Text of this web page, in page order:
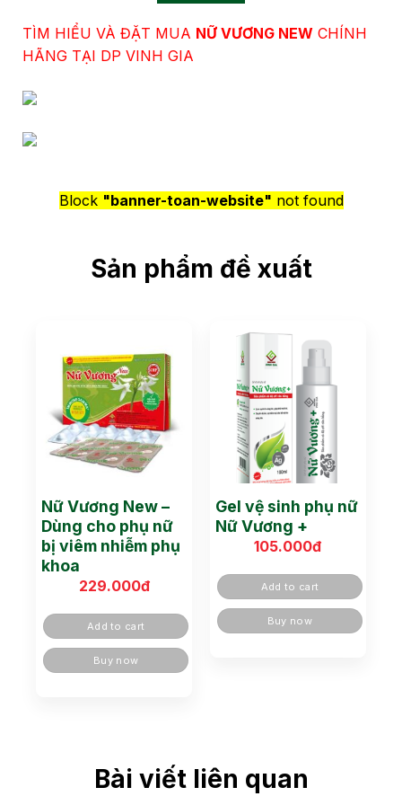
TÌM HIỂU VÀ ĐẶT MUA NỮ VƯƠNG NEW CHÍNH
HÃNG TẠI DP VINH GIA
Block "banner-toan-website" not found
Sản phẩm đề xuất
Nữ Vương New –
Dùng cho phụ nữ
bị viêm nhiễm phụ
khoa
229.000đ
Add to cart
Buy now
Gel vệ sinh phụ nữ
Nữ Vương +
105.000đ
Add to cart
Buy now
Bài viết liên quan